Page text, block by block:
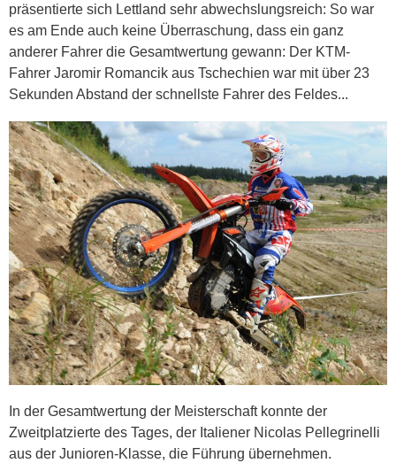
präsentierte sich Lettland sehr abwechslungsreich: So war
es am Ende auch keine Überraschung, dass ein ganz
anderer Fahrer die Gesamtwertung gewann: Der KTM-
Fahrer Jaromir Romancik aus Tschechien war mit über 23
Sekunden Abstand der schnellste Fahrer des Feldes...
In der Gesamtwertung der Meisterschaft konnte der
Zweitplatzierte des Tages, der Italiener Nicolas Pellegrinelli
aus der Junioren-Klasse, die Führung übernehmen.